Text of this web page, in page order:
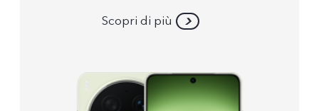
Scopri di più